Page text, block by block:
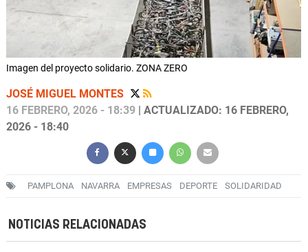
Imagen del proyecto solidario. ZONA ZERO
JOSÉ MIGUEL MONTES
16 FEBRERO, 2026 - 18:39 | ACTUALIZADO: 16 FEBRERO,
2026 - 18:40
PAMPLONA NAVARRA EMPRESAS DEPORTE SOLIDARIDAD
NOTICIAS RELACIONADAS